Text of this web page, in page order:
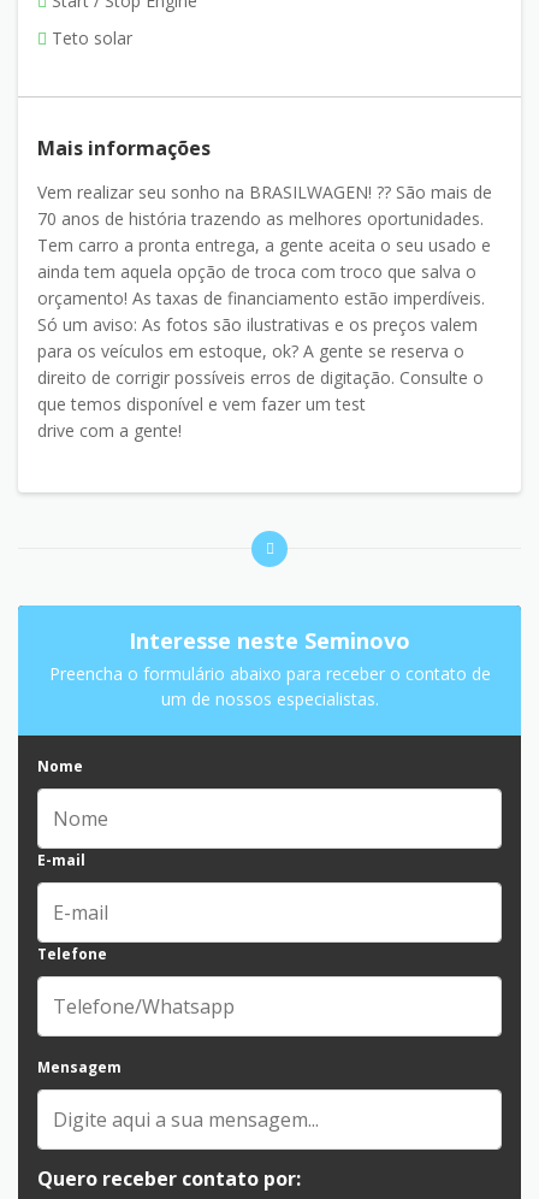
Teto solar
Mais informações
Vem realizar seu sonho na BRASILWAGEN! ?? São mais de
70 anos de história trazendo as melhores oportunidades.
Tem carro a pronta entrega, a gente aceita o seu usado e
ainda tem aquela opção de troca com troco que salva o
orçamento! As taxas de financiamento estão imperdíveis.
Só um aviso: As fotos são ilustrativas e os preços valem
para os veículos em estoque, ok? A gente se reserva o
direito de corrigir possíveis erros de digitação. Consulte o
que temos disponível e vem fazer um test
drive com a gente!
Interesse neste Seminovo
Preencha o formulário abaixo para receber o contato de
um de nossos especialistas.
Nome
E-mail
Telefone
Mensagem
Quero receber contato por: